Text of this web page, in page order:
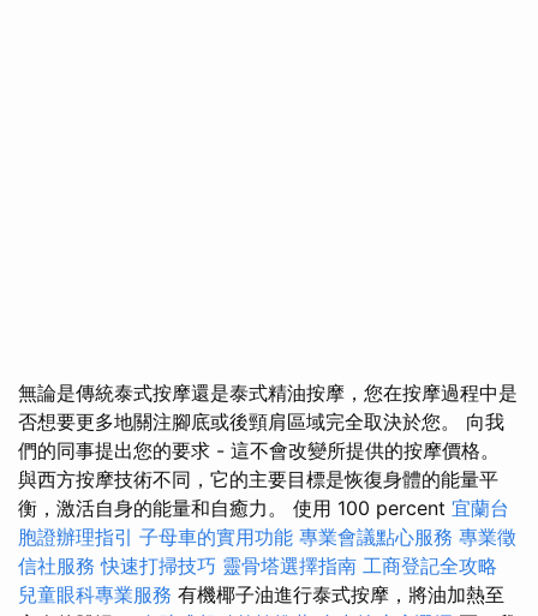
無論是傳統泰式按摩還是泰式精油按摩，您在按摩過程中是
否想要更多地關注腳底或後頸肩區域完全取決於您。 向我
們的同事提出您的要求 - 這不會改變所提供的按摩價格。
與西方按摩技術不同，它的主要目標是恢復身體的能量平
衡，激活自身的能量和自癒力。 使用 100 percent 宜蘭台
胞證辦理指引 子母車的實用功能 專業會議點心服務 專業徵
信社服務 快速打掃技巧 靈骨塔選擇指南 工商登記全攻略
兒童眼科專業服務 有機椰子油進行泰式按摩，將油加熱至